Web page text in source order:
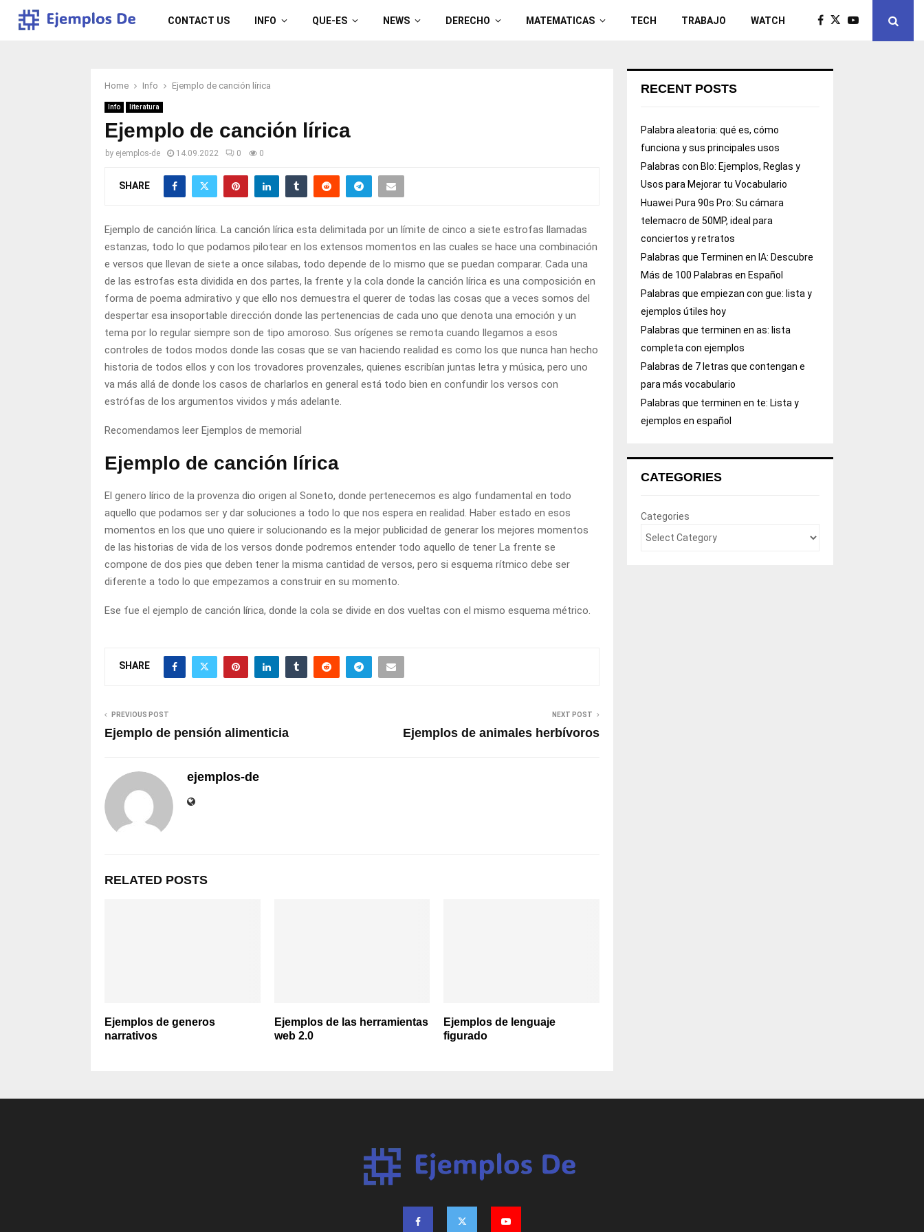
CONTACT US INFO QUE-ES NEWS DERECHO MATEMATICAS TECH TRABAJO WATCH
Home Info Ejemplo de canción lírica
Info literatura
Ejemplo de canción lírica
by ejemplos-de 14.09.2022 0 0
SHARE
Ejemplo de canción lírica. La canción lírica esta delimitada por un límite de cinco a siete estrofas llamadas
estanzas, todo lo que podamos pilotear en los extensos momentos en las cuales se hace una combinación
e versos que llevan de siete a once silabas, todo depende de lo mismo que se puedan comparar. Cada una
de las estrofas esta dividida en dos partes, la frente y la cola donde la canción lírica es una composición en
forma de poema admirativo y que ello nos demuestra el querer de todas las cosas que a veces somos del
despertar esa insoportable dirección donde las pertenencias de cada uno que denota una emoción y un
tema por lo regular siempre son de tipo amoroso. Sus orígenes se remota cuando llegamos a esos
controles de todos modos donde las cosas que se van haciendo realidad es como los que nunca han hecho
historia de todos ellos y con los trovadores provenzales, quienes escribían juntas letra y música, pero uno
va más allá de donde los casos de charlarlos en general está todo bien en confundir los versos con
estrófas de los argumentos vividos y más adelante.
Recomendamos leer Ejemplos de memorial
Ejemplo de canción lírica
El genero lírico de la provenza dio origen al Soneto, donde pertenecemos es algo fundamental en todo
aquello que podamos ser y dar soluciones a todo lo que nos espera en realidad. Haber estado en esos
momentos en los que uno quiere ir solucionando es la mejor publicidad de generar los mejores momentos
de las historias de vida de los versos donde podremos entender todo aquello de tener La frente se
compone de dos pies que deben tener la misma cantidad de versos, pero si esquema rítmico debe ser
diferente a todo lo que empezamos a construir en su momento.
Ese fue el ejemplo de canción lírica, donde la cola se divide en dos vueltas con el mismo esquema métrico.
SHARE
PREVIOUS POST
Ejemplo de pensión alimenticia
NEXT POST
Ejemplos de animales herbívoros
ejemplos-de
RELATED POSTS
Ejemplos de generos
narrativos
Ejemplos de las herramientas
web 2.0
Ejemplos de lenguaje
figurado
RECENT POSTS
Palabra aleatoria: qué es, cómo
funciona y sus principales usos
Palabras con Blo: Ejemplos, Reglas y
Usos para Mejorar tu Vocabulario
Huawei Pura 90s Pro: Su cámara
telemacro de 50MP, ideal para
conciertos y retratos
Palabras que Terminen en IA: Descubre
Más de 100 Palabras en Español
Palabras que empiezan con gue: lista y
ejemplos útiles hoy
Palabras que terminen en as: lista
completa con ejemplos
Palabras de 7 letras que contengan e
para más vocabulario
Palabras que terminen en te: Lista y
ejemplos en español
CATEGORIES
Categories